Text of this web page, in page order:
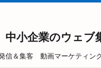
中小企業のウェブ
信＆集客 動画マーケティン